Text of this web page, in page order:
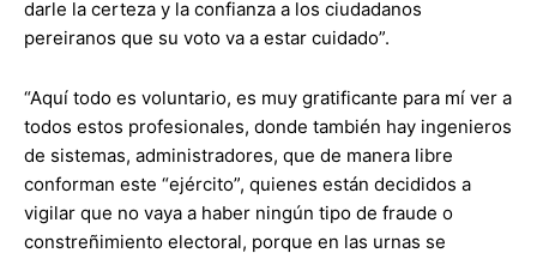
darle la certeza y la confianza a los ciudadanos
pereiranos que su voto va a estar cuidado”.
“Aquí todo es voluntario, es muy gratificante para mí ver a
todos estos profesionales, donde también hay ingenieros
de sistemas, administradores, que de manera libre
conforman este “ejército”, quienes están decididos a
vigilar que no vaya a haber ningún tipo de fraude o
constreñimiento electoral, porque en las urnas se